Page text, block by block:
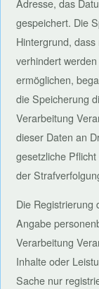
Adresse, das
gespeichert. Die
Hintergrund,
verhindert
ermöglichen,
die Speicherung
Verarbeitung
dieser Daten an
gesetzliche
der
Die Registrierung
Angabe
Verarbeitung
Inhalte oder
Sache nur